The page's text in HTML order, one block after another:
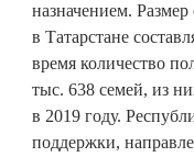
назначением.
в Татарстане
время количество
тыс. 638 семей, из
в 2019 году.
поддержки,